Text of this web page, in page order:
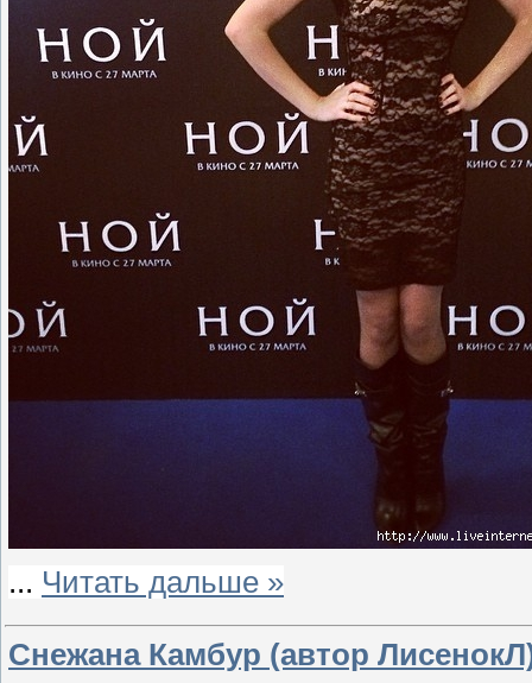
... Читать дальше »
Снежана Камбур (автор